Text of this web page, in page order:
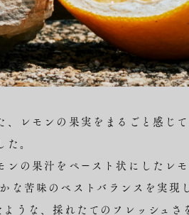
レモンの果実をまるごと感じ
。
の果汁をペースト状にしたレ
な苦味のベストバランスを実現
うな、採れたてのフレッシュ